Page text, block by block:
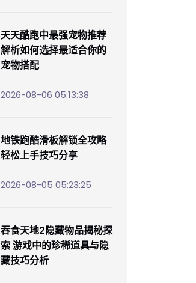
天天酷跑中最强宠物推荐
解析如何选择最适合你的
宠物搭配
2026-08-06 05:13:38
地铁跑酷滑板解锁全攻略
轻松上手技巧分享
2026-08-05 05:23:25
吞食天地2隐藏物品揭秘探
索 游戏中的珍稀道具与隐
藏技巧分析